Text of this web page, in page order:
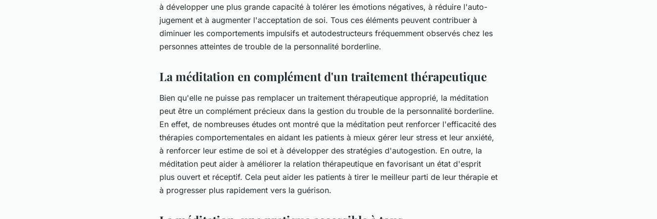
à développer une plus grande capacité à tolérer les émotions négatives, à réduire l'auto-
jugement et à augmenter l'acceptation de soi. Tous ces éléments peuvent contribuer à
diminuer les comportements impulsifs et autodestructeurs fréquemment observés chez les
personnes atteintes de trouble de la personnalité borderline.
La méditation en complément d'un traitement thérapeutique
Bien qu'elle ne puisse pas remplacer un traitement thérapeutique approprié, la méditation
peut être un complément précieux dans la gestion du trouble de la personnalité borderline.
En effet, de nombreuses études ont montré que la méditation peut renforcer l'efficacité des
thérapies comportementales en aidant les patients à mieux gérer leur stress et leur anxiété,
à renforcer leur estime de soi et à développer des stratégies d'autogestion. En outre, la
méditation peut aider à améliorer la relation thérapeutique en favorisant un état d'esprit
plus ouvert et réceptif. Cela peut aider les patients à tirer le meilleur parti de leur thérapie et
à progresser plus rapidement vers la guérison.